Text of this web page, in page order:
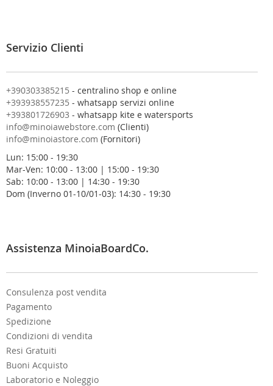
l
n
o
s
t
r
a
e
w
s
l
e
:
Servizio Clienti
+390303385215 - centralino shop e online
+393938557235 - whatsapp servizi online
+393801726903 - whatsapp kite e watersports
info@minoiawebstore.com (Clienti)
info@minoiastore.com (Fornitori)
Lun: 15:00 - 19:30
Mar-Ven: 10:00 - 13:00 | 15:00 - 19:30
Sab: 10:00 - 13:00 | 14:30 - 19:30
Dom (Inverno 01-10/01-03): 14:30 - 19:30
Assistenza MinoiaBoardCo.
Consulenza post vendita
Pagamento
Spedizione
Condizioni di vendita
Resi Gratuiti
Buoni Acquisto
Laboratorio e Noleggio